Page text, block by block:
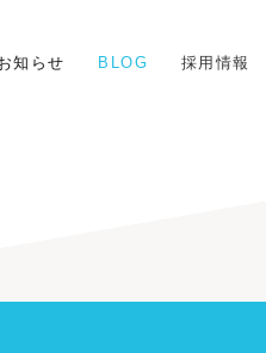
知らせ BLOG 採用情報